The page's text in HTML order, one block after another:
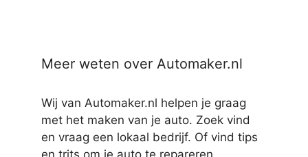
Meer weten over Automaker.nl
Wij van Automaker.nl helpen je graag
met het maken van je auto. Zoek vind
en vraag een lokaal bedrijf. Of vind tips